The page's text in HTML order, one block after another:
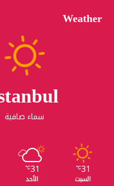
Weather
سماء صافية
31
℃
السبت
31
℃
الأحد